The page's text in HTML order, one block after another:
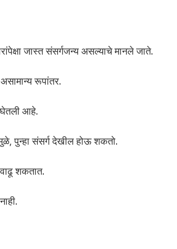
जास्त संसर्गजन्य असल्याचे मानले जाते.
रूपांतर.
घेतली आहे.
पुन्हा संसर्ग देखील होऊ शकतो.
शकतात.